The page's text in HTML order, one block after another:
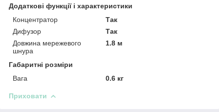
Додаткові функції і характеристики
Концентратор
Так
Дифузор
Так
Довжина мережевого
шнура
1.8 м
Габаритні розміри
Вага
0.6 кг
Приховати